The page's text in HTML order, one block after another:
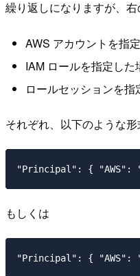
繰り返しになりますが、右
AWS アカウントを指
IAM ロールを指定した
ロールセッションを指
それぞれ、以下のような形
もしくは